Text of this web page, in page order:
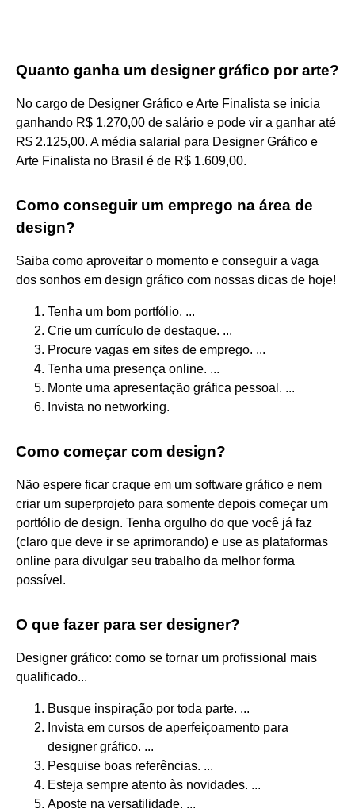
Quanto ganha um designer gráfico por arte?
No cargo de Designer Gráfico e Arte Finalista se inicia
ganhando R$ 1.270,00 de salário e pode vir a ganhar até
R$ 2.125,00. A média salarial para Designer Gráfico e
Arte Finalista no Brasil é de R$ 1.609,00.
Como conseguir um emprego na área de
design?
Saiba como aproveitar o momento e conseguir a vaga
dos sonhos em design gráfico com nossas dicas de hoje!
Tenha um bom portfólio. ...
Crie um currículo de destaque. ...
Procure vagas em sites de emprego. ...
Tenha uma presença online. ...
Monte uma apresentação gráfica pessoal. ...
Invista no networking.
Como começar com design?
Não espere ficar craque em um software gráfico e nem
criar um superprojeto para somente depois começar um
portfólio de design. Tenha orgulho do que você já faz
(claro que deve ir se aprimorando) e use as plataformas
online para divulgar seu trabalho da melhor forma
possível.
O que fazer para ser designer?
Designer gráfico: como se tornar um profissional mais
qualificado...
Busque inspiração por toda parte. ...
Invista em cursos de aperfeiçoamento para
designer gráfico. ...
Pesquise boas referências. ...
Esteja sempre atento às novidades. ...
Aposte na versatilidade. ...